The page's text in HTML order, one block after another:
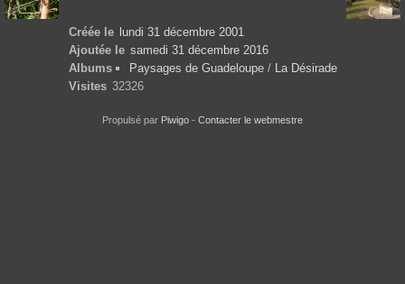
Créée le
lundi 31 décembre 2001
Ajoutée le samedi 31 décembre 2016
Albums
Paysages de Guadeloupe / La Désirade
Visites 32326
Propulsé par Piwigo - Contacter le webmestre